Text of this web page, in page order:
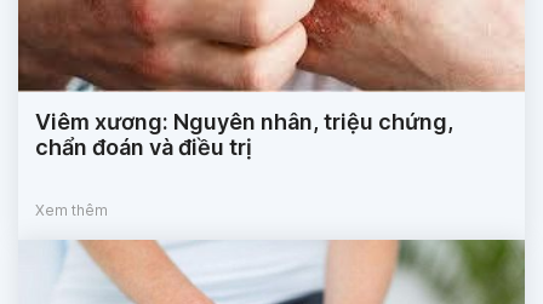
Viêm xương: Nguyên nhân, triệu chứng,
chẩn đoán và điều trị
Xem thêm